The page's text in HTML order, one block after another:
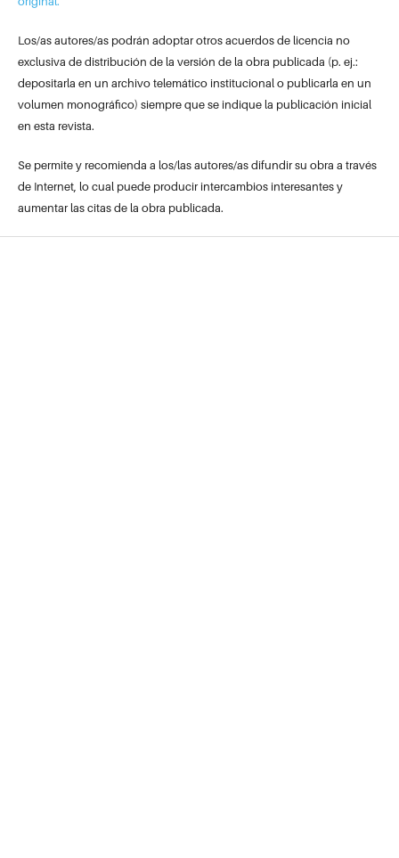
Los/as autores/as podrán adoptar otros acuerdos de licencia no
exclusiva de distribución de la versión de la obra publicada (p. ej.:
depositarla en un archivo telemático institucional o publicarla en un
volumen monográfico) siempre que se indique la publicación inicial
en esta revista.
Se permite y recomienda a los/las autores/as difundir su obra a través
de Internet, lo cual puede producir intercambios interesantes y
aumentar las citas de la obra publicada.